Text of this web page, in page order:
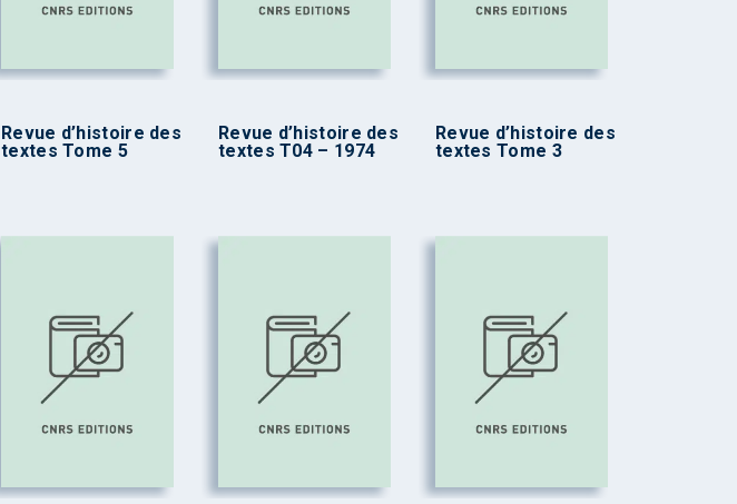
Revue d’histoire des
textes Tome 5
Revue d’histoire des
textes T04 – 1974
Revue d’histoire des
textes Tome 3